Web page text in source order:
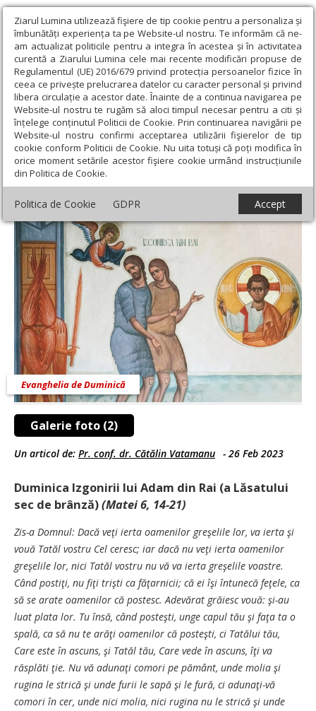
Ziarul Lumina utilizează fişiere de tip cookie pentru a personaliza și
îmbunătăți experiența ta pe Website-ul nostru. Te informăm că ne-
am actualizat politicile pentru a integra în acestea și în activitatea
curentă a Ziarului Lumina cele mai recente modificări propuse de
Regulamentul (UE) 2016/679 privind protecția persoanelor fizice în
ceea ce privește prelucrarea datelor cu caracter personal și privind
libera circulație a acestor date. Înainte de a continua navigarea pe
Website-ul nostru te rugăm să aloci timpul necesar pentru a citi și
înțelege conținutul Politicii de Cookie. Prin continuarea navigării pe
Website-ul nostru confirmi acceptarea utilizării fişierelor de tip
cookie conform Politicii de Cookie. Nu uita totuși că poți modifica în
orice moment setările acestor fişiere cookie urmând instrucțiunile
din Politica de Cookie.
Politica de Cookie GDPR Accept
Ziarul Lumina › Teologie și spiritualitate ›
Evanghelia de
Duminică › Fără iertare și post, suntem niște izgoniți din starea
paradisiacă
Fără iertare și post, suntem niște izgoniți
din starea paradisiacă
Galerie foto (2)
Evanghelia de Duminică
Un articol de: Pr. conf. dr. Cătălin Vatamanu - 26 Feb 2023
Duminica Izgonirii lui Adam din Rai (a Lăsatului
sec de brânză)(Matei 6, 14-21)
Zis-a Domnul: Dacă veţi ierta oamenilor greşelile lor, va ierta şi
vouă Tatăl vostru Cel ceresc; iar dacă nu veţi ierta oamenilor
greşelile lor, nici Tatăl vostru nu vă va ierta greşelile voastre.
Când postiţi, nu fiţi trişti ca făţarnicii; că ei îşi întunecă feţele, ca
să se arate oamenilor că postesc. Adevărat grăiesc vouă: şi-au
luat plata lor. Tu însă, când posteşti, unge capul tău şi faţa ta o
spală, ca să nu te arăţi oamenilor că posteşti, ci Tatălui tău,
Care este în ascuns, şi Tatăl tău, Care vede în ascuns, îţi va
răsplăti ţie. Nu vă adunaţi comori pe pământ, unde molia şi
rugina le strică şi unde furii le sapă şi le fură, ci adunaţi-vă
comori în cer, unde nici molia, nici rugina nu le strică şi unde